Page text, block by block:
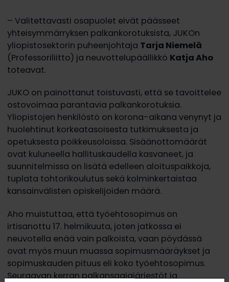
– Valitettavasti osapuolet eivät päässeet
yhteisymmärryksen palkankorotuksista, JUKOn
yliopistosektorin puheenjohtaja Tarja Niemelä
(Professoriliitto) ja neuvottelupäällikkö Katja Aho
toteavat.
JUKO on painottanut toistuvasti, että se tavoittelee
ostovoimaa parantavia palkankorotuksia.
Yliopistojen henkilöstö on korona-aikana venynyt ja
huolehtinut korkeatasoisesta tutkimuksesta ja
opetuksesta poikkeusoloissa. Sisäänottomäärät
ovat kuluneella hallituskaudella kasvaneet, ja
suunnitelmissa on lisätä edelleen aloituspaikkoja,
tuplata tohtorikoulutus sekä kolminkertaistaa
kansainvälisten opiskelijoiden määrä.
Aho muistuttaa, että työehtosopimus on
irtisanottu 17. helmikuuta, joten jatkossa ei
neuvotella enää vain palkoista, vaan pöydässä
ovat myös muun muassa sopimusmääräykset ja
sopimuskauden pituus eli koko työehtosopimus.
Seuraavan kerran palkansaajajärjestöt ja